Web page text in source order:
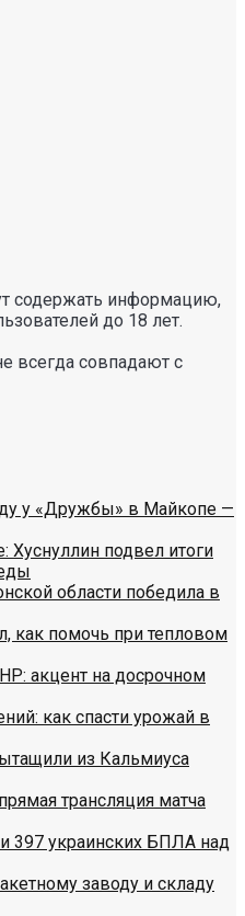
содержать информацию,
до 18 лет.
всегда совпадают с
у «Дружбы» в Майкопе —
Хуснуллин подвел итоги
области победила в
как помочь при тепловом
акцент на досрочном
как спасти урожай в
из Кальмиуса
трансляция матча
397 украинских БПЛА над
заводу и складу